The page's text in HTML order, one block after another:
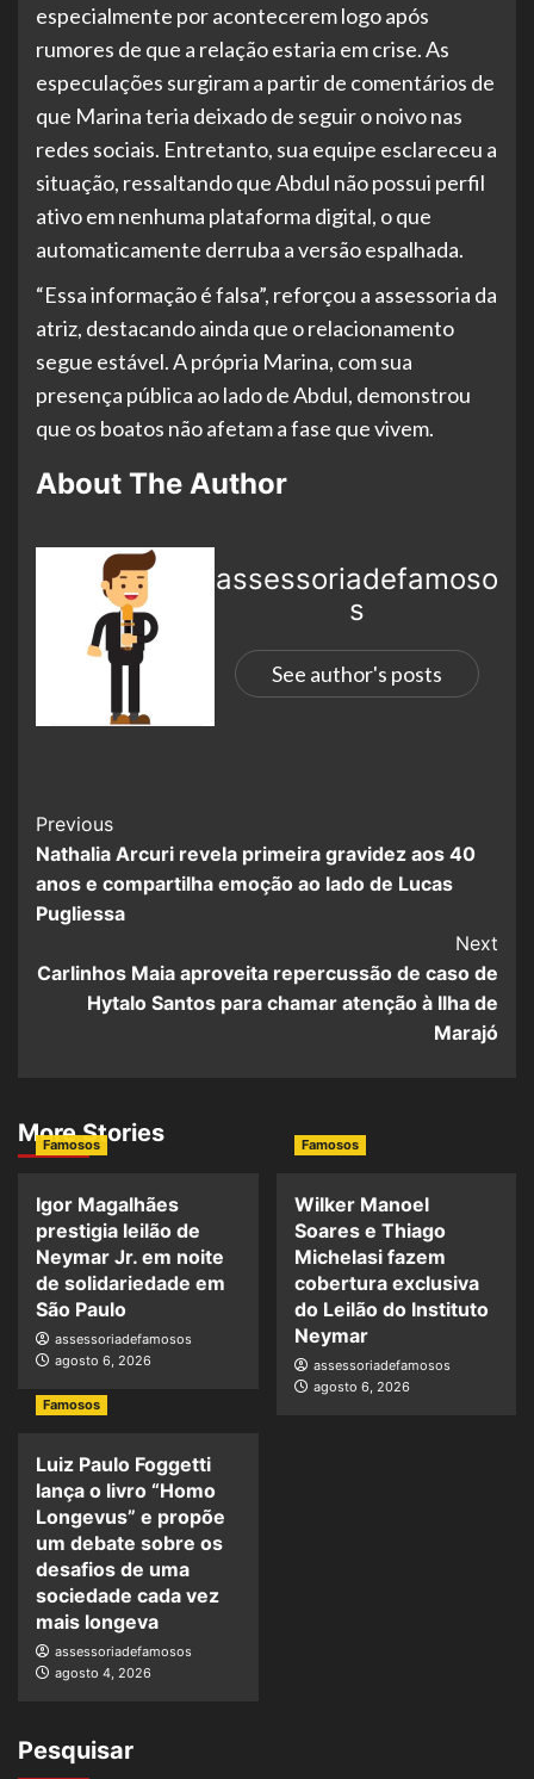
especialmente por acontecerem logo após
rumores de que a relação estaria em crise. As
especulações surgiram a partir de comentários de
que Marina teria deixado de seguir o noivo nas
redes sociais. Entretanto, sua equipe esclareceu a
situação, ressaltando que Abdul não possui perfil
ativo em nenhuma plataforma digital, o que
automaticamente derruba a versão espalhada.
“Essa informação é falsa”, reforçou a assessoria da
atriz, destacando ainda que o relacionamento
segue estável. A própria Marina, com sua
presença pública ao lado de Abdul, demonstrou
que os boatos não afetam a fase que vivem.
About The Author
assessoriadefamoso
s
See author's posts
Previous
Nathalia Arcuri revela primeira gravidez aos 40
anos e compartilha emoção ao lado de Lucas
Pugliessa
Next
Carlinhos Maia aproveita repercussão de caso de
Hytalo Santos para chamar atenção à Ilha de
Marajó
More Stories
Famosos
Igor Magalhães
prestigia leilão de
Neymar Jr. em noite
de solidariedade em
São Paulo
assessoriadefamosos
agosto 6, 2026
Famosos
Wilker Manoel
Soares e Thiago
Michelasi fazem
cobertura exclusiva
do Leilão do Instituto
Neymar
assessoriadefamosos
agosto 6, 2026
Famosos
Luiz Paulo Foggetti
lança o livro “Homo
Longevus” e propõe
um debate sobre os
desafios de uma
sociedade cada vez
mais longeva
assessoriadefamosos
agosto 4, 2026
Pesquisar